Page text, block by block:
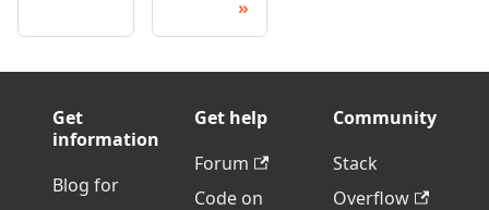
Get
information
Blog for
Get help
Forum
Code on
Community
Stack
Overflow